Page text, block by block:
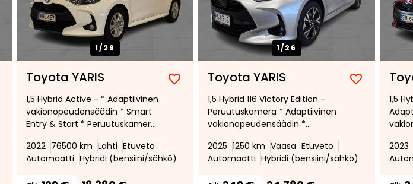
suosikiksi
suosikeista
1/29
Toyota YARIS
Lisää
suosikiksi
Poista
suosikeista
1,5 Hybrid Active - * Adaptiivinen
vakionopeudensäädin * Smart
Entry & Start * Peruutuskamera
Liikennemerkki informaatio *
Navigointi * Plus-paketti *
2022 76500 km Lahti Etuveto
Automaatti Hybridi (bensiini/sähkö)
1/26
Toyota YARIS
Lisää
suosikiksi
Poista
1,5 Hybrid 116 Victory Edition -
Peruutuskamera * Adaptiivinen
vakionopeudensäädin *
2025 1250 km Vaasa Etuveto
Automaatti Hybridi (bensiini/sähkö)
1,5
2023